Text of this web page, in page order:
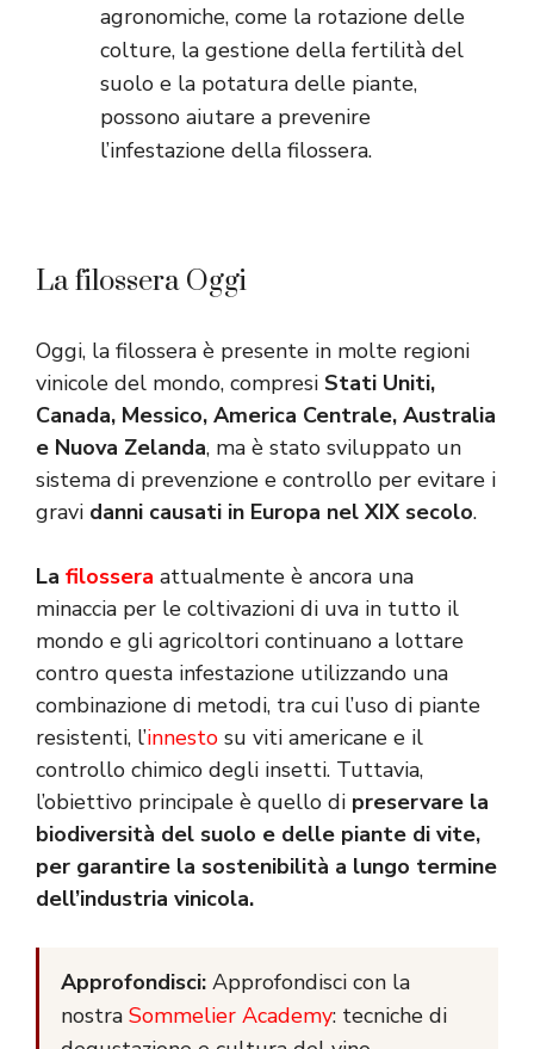
agronomiche, come la rotazione delle
colture, la gestione della fertilità del
suolo e la potatura delle piante,
possono aiutare a prevenire
l’infestazione della filossera.
La filossera Oggi
Oggi, la filossera è presente in molte regioni
vinicole del mondo, compresi Stati Uniti,
Canada, Messico, America Centrale, Australia
e Nuova Zelanda, ma è stato sviluppato un
sistema di prevenzione e controllo per evitare i
gravi danni causati in Europa nel XIX secolo.
La filossera attualmente è ancora una
minaccia per le coltivazioni di uva in tutto il
mondo e gli agricoltori continuano a lottare
contro questa infestazione utilizzando una
combinazione di metodi, tra cui l’uso di piante
resistenti, l’innesto su viti americane e il
controllo chimico degli insetti. Tuttavia,
l’obiettivo principale è quello di preservare la
biodiversità del suolo e delle piante di vite,
per garantire la sostenibilità a lungo termine
dell’industria vinicola.
Approfondisci: Approfondisci con la
nostra Sommelier Academy: tecniche di